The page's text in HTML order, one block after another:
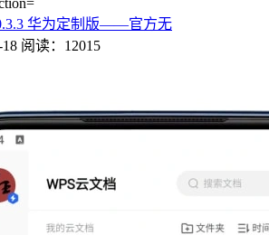
华为定制版——官方无
阅读：12015